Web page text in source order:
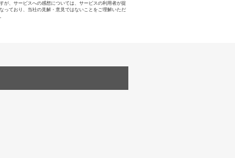
が、サービスへの感想については、サービスの利用者が提
っており、当社の見解・意見ではないことをご理解いただ